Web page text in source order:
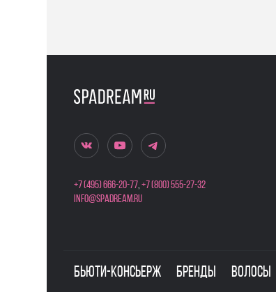
+7 (495) 666-20-77,+7 (800) 555-27-32
info@spadream.ru
Бьюти-консьерж Бренды Волосы